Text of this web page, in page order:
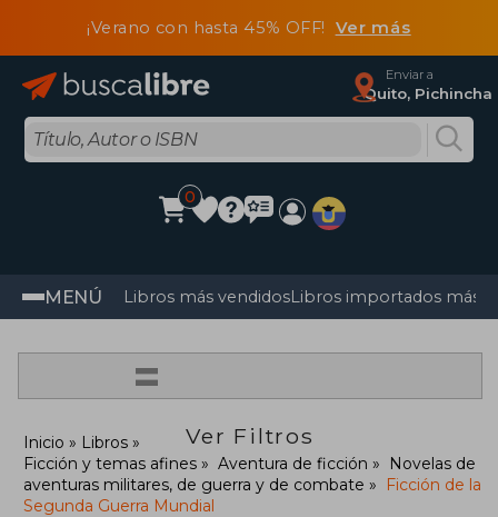
¡Verano con hasta 45% OFF! Ver más
Enviar a
Quito, Pichincha
0
MENÚ Libros más vendidosLibros importados más
=
Ver Filtros
Inicio
Libros
Ficción y temas afines
Aventura de ficción
Novelas de
aventuras militares, de guerra y de combate
Ficción de la
Segunda Guerra Mundial